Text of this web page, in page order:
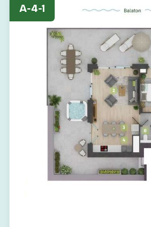
A-4-1